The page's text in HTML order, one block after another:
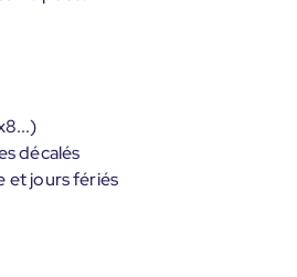
décalés
et jours fériés